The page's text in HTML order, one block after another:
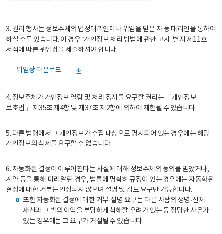
3. 권리 행사는 정보주체의 법정대리인이나 위임을 받은 자 등 대리인을 통하여
하실 수도 있습니다. 이 경우 “개인정보 처리 방법에 관한 고시” 별지 제11호
서식에 따른 위임장을 제출하셔야 합니다.
위임장 다운로드
4. 정보주체가 개인정보 열람 및 처리 정지를 요구할 권리는 「개인정보
보호법」 제35조 제4항 및 제37조 제2항에 의하여 제한될 수 있습니다.
5. 다른 법령에서 그 개인정보가 수집 대상으로 명시되어 있는 경우에는 해당
개인정보의 삭제를 요구할 수 없습니다.
6. 자동화된 결정이 이루어진다는 사실에 대해 정보주체의 동의를 받았거나,
계약 등을 통해 미리 알린 경우, 법률에 명확히 규정이 있는 경우에는 자동화된
결정에 대한 거부는 인정되지 않으며 설명 및 검토 요구만 가능합니다.
또한 자동화된 결정에 대한 거부·설명 요구는 다른 사람의 생명·신체·
재산과 그 밖의 이익을 부당하게 침해할 우려가 있는 등 정당한 사유가
있는 경우에는 그 요구가 거절될 수 있습니다.